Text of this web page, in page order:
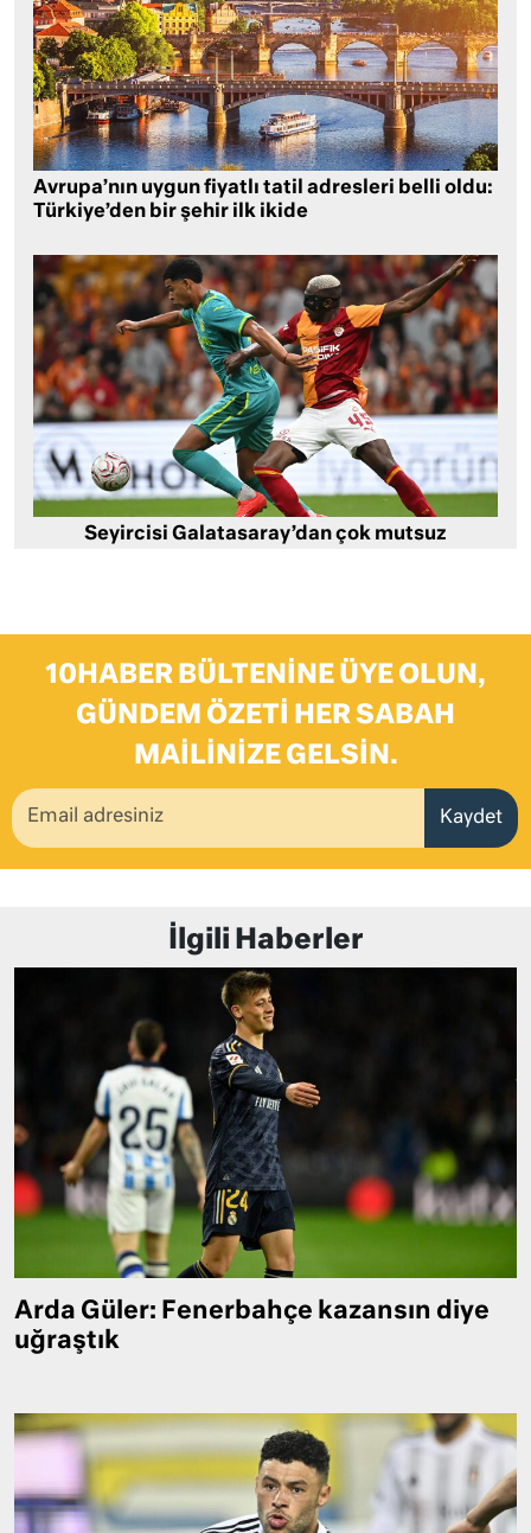
Avrupa’nın uygun fiyatlı tatil adresleri belli oldu:
Türkiye’den bir şehir ilk ikide
Seyircisi Galatasaray’dan çok mutsuz
10HABER BÜLTENINE ÜYE OLUN,
GÜNDEM ÖZETI HER SABAH
MAILINIZE GELSIN.
Kaydet
İlgili Haberler
Arda Güler: Fenerbahçe kazansın diye
uğraştık